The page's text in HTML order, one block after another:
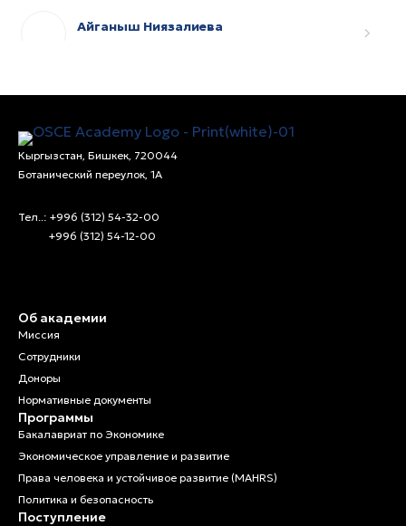
Айганыш Ниязалиева
Ажар Калтарбекова
Ассистент междунардного департамента
Адинай Мукамбетова
PR Ассистент
Рысбек Курманов
Азамат Сатаров
Ассистент по закупкам/юристом
Сеилхан Карабева
Технический персонал
Кыргызстан, Бишкек, 720044
Ботанический переулок, 1А
Тел..: +996 (312) 54-32-00
+996 (312) 54-12-00
Об академии
Миссия
Сотрудники
Доноры
Нормативные документы
Программы
Бакалавриат по Экономике
Экономическое управление и развитие
Права человека и устойчивое развитие (MAHRS)
Политика и безопасность
Поступление